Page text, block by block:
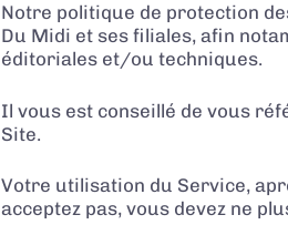
Notre politique de protection
Du Midi et ses filiales, afin
éditoriales et/ou techniques.
Il vous est conseillé de vous
Site.
Votre utilisation du Service,
acceptez pas, vous devez ne